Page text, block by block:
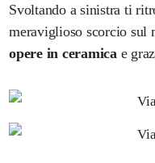
Svoltando a sinistra ti
meraviglioso scorcio sul
opere in ceramica e